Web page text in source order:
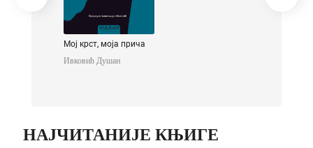
Мој крст, моја прича
Ивковић Душан
НАЈЧИТАНИЈЕ КЊИГЕ